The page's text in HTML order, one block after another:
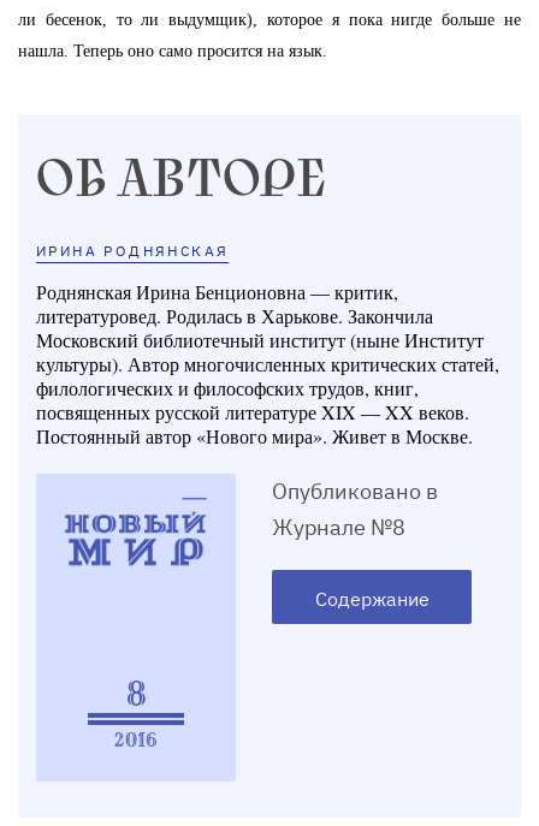
ли бесенок, то ли выдумщик), которое я пока нигде больше не
нашла. Теперь оно само просится на язык.
ОБ АВТОРЕ
ИРИНА РОДНЯНСКАЯ
Роднянская Ирина Бенционовна — критик,
литературовед. Родилась в Харькове. Закончила
Московский библиотечный институт (ныне Институт
культуры). Автор многочисленных критических статей,
филологических и философских трудов, книг,
посвященных русской литературе XIX — XX веков.
Постоянный автор «Нового мира». Живет в Москве.
8
2016
Опубликовано в
Журнале №8
Содержание